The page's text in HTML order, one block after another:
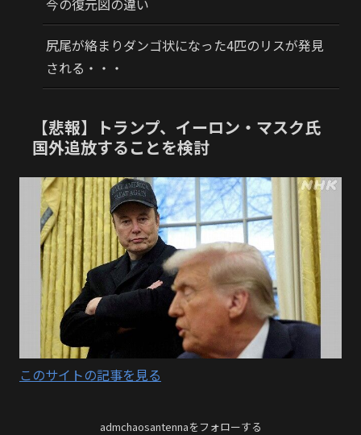
尻尾が絡まりダンゴ状になった4匹のリスが発見
される・・・
【悲報】トランプ、イーロン・マスク氏
国外追放することを検討
このサイトの記事を見る
admchaosantennaをフォローする